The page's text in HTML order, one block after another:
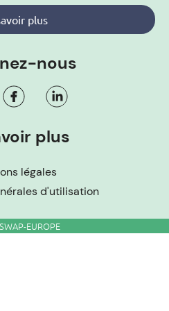
plus
nous
plus
légales
d'utilisation
EUROPE